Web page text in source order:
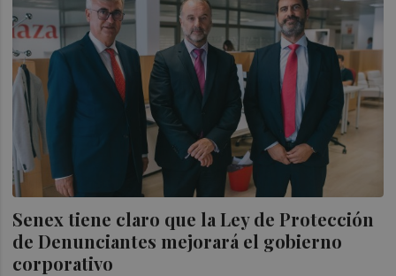
Senex tiene claro que la Ley de Protección
de Denunciantes mejorará el gobierno
corporativo